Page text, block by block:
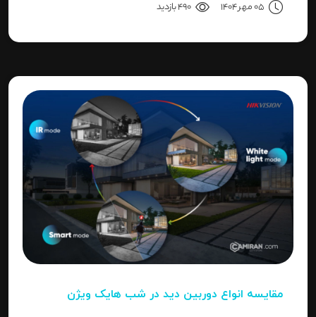
"Invalid Password" را آموزش می‌دهد.
05 مهر 1404 490 بازدید
مقایسه انواع دوربین دید در شب هایک‌ ویژن